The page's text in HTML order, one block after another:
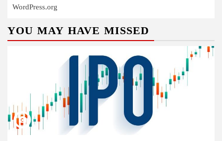
WordPress.org
YOU MAY HAVE MISSED